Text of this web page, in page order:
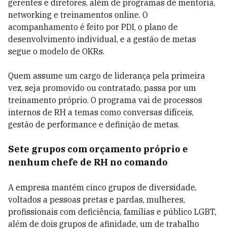
gerentes e diretores, além de programas de mentoria,
networking e treinamentos online. O
acompanhamento é feito por PDI, o plano de
desenvolvimento individual, e a gestão de metas
segue o modelo de OKRs.
Quem assume um cargo de liderança pela primeira
vez, seja promovido ou contratado, passa por um
treinamento próprio. O programa vai de processos
internos de RH a temas como conversas difíceis,
gestão de performance e definição de metas.
Sete grupos com orçamento próprio e
nenhum chefe de RH no comando
A empresa mantém cinco grupos de diversidade,
voltados a pessoas pretas e pardas, mulheres,
profissionais com deficiência, famílias e público LGBT,
além de dois grupos de afinidade, um de trabalho